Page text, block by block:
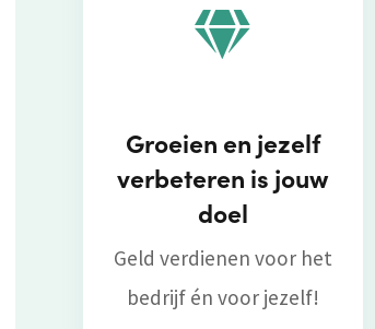
Groeien en jezelf
verbeteren is jouw
doel
Geld verdienen voor het
bedrijf én voor jezelf!